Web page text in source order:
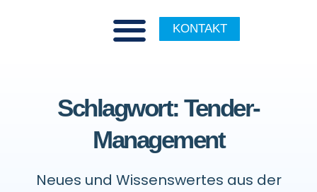
KONTAKT
Schlagwort: Tender-
Management
Neues und Wissenswertes aus der